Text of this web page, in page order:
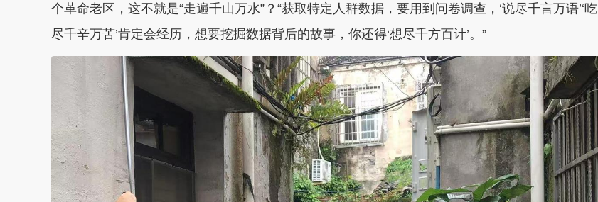
个革命老区，这不就是“走遍千山万水”？“获取特定人群数据，要用到问卷调查，‘说尽千言万语’‘吃
尽千辛万苦’肯定会经历，想要挖掘数据背后的故事，你还得‘想尽千方百计’。”